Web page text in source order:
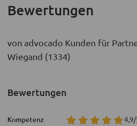
Bewertungen
von advocado Kunden für
Wiegand (1334)
Bewertungen
Kompetenz